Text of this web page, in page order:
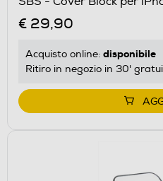
€ 29,90
Acquisto online: disponibile
Ritiro in negozio in 30'